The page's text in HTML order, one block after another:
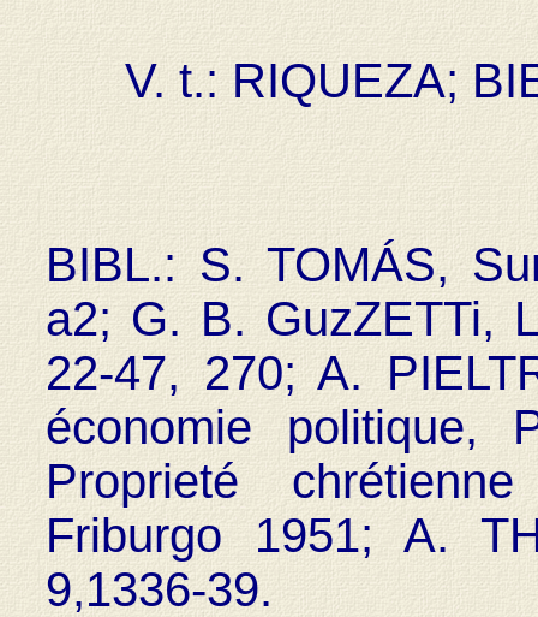
V. t.: RIQUEZA;
BIBL.: S. TOMÁS,
a2; G. B. GuzZETTi,
22-47, 270; A.
économie politique,
Proprieté
Friburgo 1951; A.
9,1336-39.